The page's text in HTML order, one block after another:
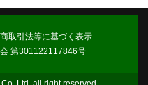
取引法等に基づく表示
第301122117846号